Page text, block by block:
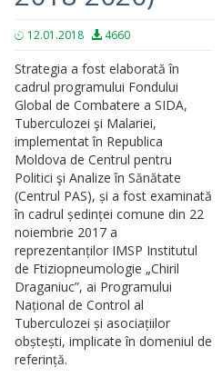
12.01.2018 4660
Strategia a fost elaborată în
cadrul programului Fondului
Global de Combatere a SIDA,
Tuberculozei şi Malariei,
implementat în Republica
Moldova de Centrul pentru
Politici şi Analize în Sănătate
(Centrul PAS), și a fost examinată
în cadrul ședinței comune din 22
noiembrie 2017 a
reprezentanților IMSP Institutul
de Ftiziopneumologie „Chiril
Draganiuc”, ai Programului
Național de Control al
Tuberculozei și asociațiilor
obștești, implicate în domeniul de
referință.